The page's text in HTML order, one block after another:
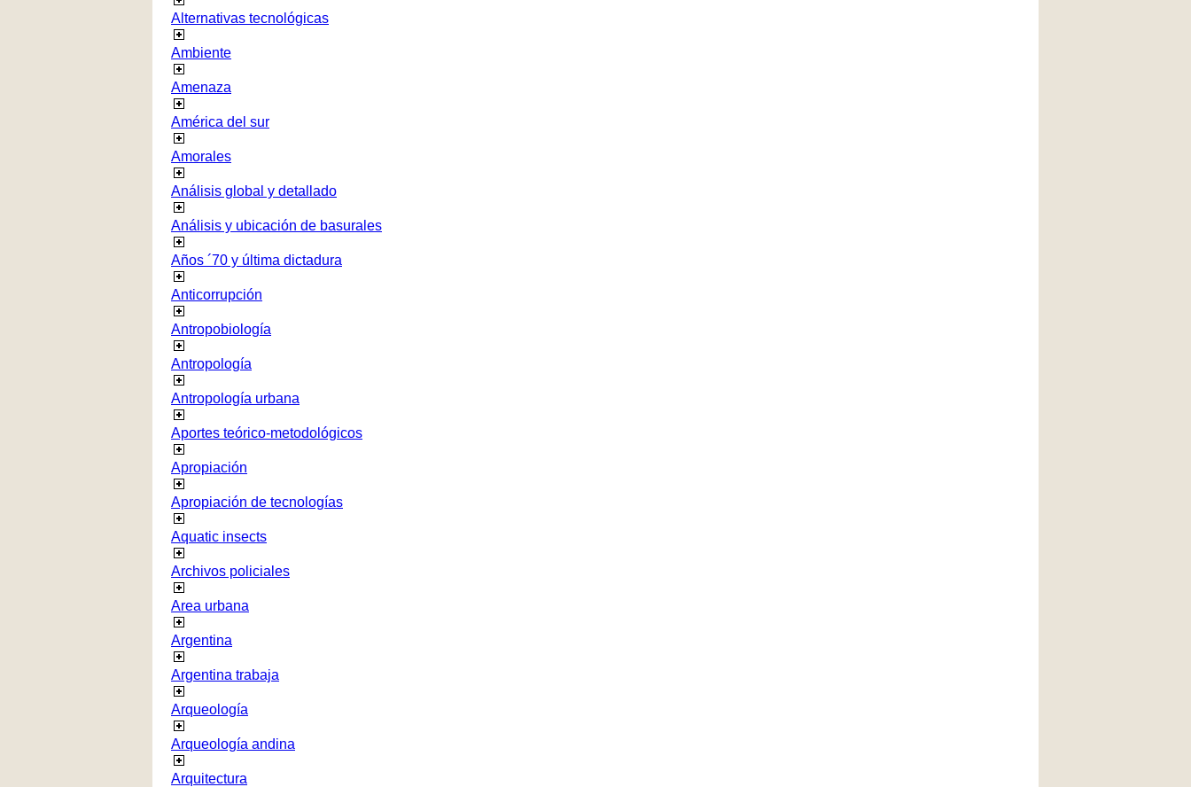
Alternativas tecnológicas
Ambiente
Amenaza
América del sur
Amorales
Análisis global y detallado
Análisis y ubicación de basurales
Años ´70 y última dictadura
Anticorrupción
Antropobiología
Antropología
Antropología urbana
Aportes teórico-metodológicos
Apropiación
Apropiación de tecnologías
Aquatic insects
Archivos policiales
Area urbana
Argentina
Argentina trabaja
Arqueología
Arqueología andina
Arquitectura